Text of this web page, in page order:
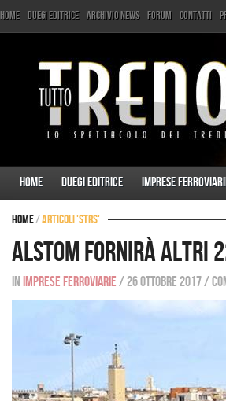
Home Duegi Editrice Archivio News Forum Contatti
Home Duegi Editrice Imprese
Home/Articoli 'STRS'
Alstom fornirà altri
In Imprese ferroviarie/26 ottobre 2017/